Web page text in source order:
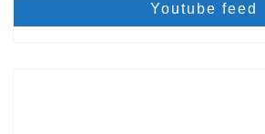
Youtube feed